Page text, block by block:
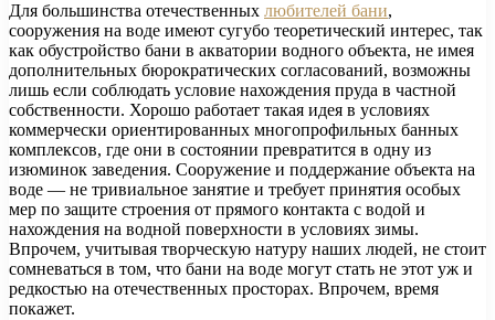
Для большинства отечественных любителей бани,
сооружения на воде имеют сугубо теоретический интерес, так
как обустройство бани в акватории водного объекта, не имея
дополнительных бюрократических согласований, возможны
лишь если соблюдать условие нахождения пруда в частной
собственности. Хорошо работает такая идея в условиях
коммерчески ориентированных многопрофильных банных
комплексов, где они в состоянии превратится в одну из
изюминок заведения. Сооружение и поддержание объекта на
воде — не тривиальное занятие и требует принятия особых
мер по защите строения от прямого контакта с водой и
нахождения на водной поверхности в условиях зимы.
Впрочем, учитывая творческую натуру наших людей, не стоит
сомневаться в том, что бани на воде могут стать не этот уж и
редкостью на отечественных просторах. Впрочем, время
покажет.